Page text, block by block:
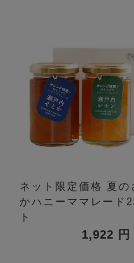
ネット限定価格 夏の
かハニーママレード2
ト
1,922